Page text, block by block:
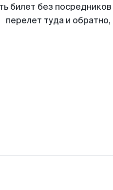
билет без
перелет туда и